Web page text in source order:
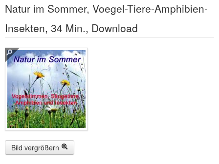
SCHWEIZ(16)
Buckelwiesen und Karwendelgebirge
Serie ENTSPANNUNG NATUR
CDs
SOFORT HERUNTERLADEN
CD-ROM-MP3/DVD-ROM-MP3
Spezial, Buch(28)
Natur im Sommer, Voegel-Tiere-Amphibien-
Insekten, 34 Min., Download
Bild vergrößern